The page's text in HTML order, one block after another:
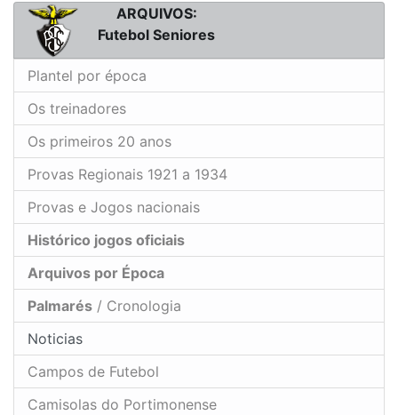
ARQUIVOS:
Futebol Seniores
Plantel por época
Os treinadores
Os primeiros 20 anos
Provas Regionais 1921 a 1934
Provas e Jogos nacionais
Histórico jogos oficiais
Arquivos por Época
Palmarés / Cronologia
Noticias
Campos de Futebol
Camisolas do Portimonense